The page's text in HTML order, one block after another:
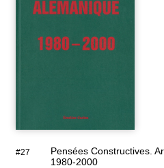
#27
Pensées Constructives.
1980-2000